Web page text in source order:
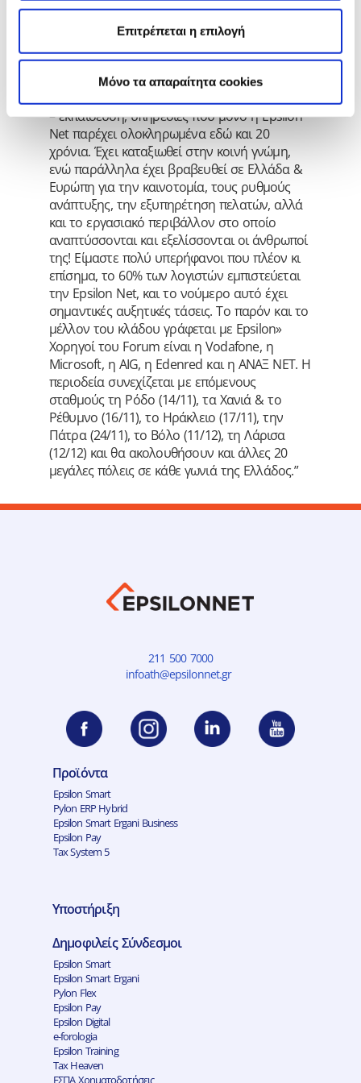
Επιτρέπεται η επιλογή
Mόνο τα απαραίτητα cookies
λογιστών στην Αθήνα και άλλων 800 στη
Θεσσαλονίκη, αποτελεί επιβράβευση και
αποδοχή των μοναδικών προνομίων που
παρέχονται σε αυτούς από το 3πτυχο
μηχανοργάνωση – επιστημονική υποστήριξη
– εκπαίδευση, υπηρεσίες που μόνο η Epsilon
Net παρέχει ολοκληρωμένα εδώ και 20
χρόνια. Έχει καταξιωθεί στην κοινή γνώμη,
ενώ παράλληλα έχει βραβευθεί σε Ελλάδα &
Ευρώπη για την καινοτομία, τους ρυθμούς
ανάπτυξης, την εξυπηρέτηση πελατών, αλλά
και το εργασιακό περιβάλλον στο οποίο
αναπτύσσονται και εξελίσσονται οι άνθρωποί
της! Είμαστε πολύ υπερήφανοι που πλέον κι
επίσημα, το 60% των λογιστών εμπιστεύεται
την Epsilon Net, και το νούμερο αυτό έχει
σημαντικές αυξητικές τάσεις. Το παρόν και το
μέλλον του κλάδου γράφεται με Epsilon»
Χορηγοί του Forum είναι η Vodafone, η
Microsoft, η AIG, η Edenred και η ΑΝΑΞ ΝΕΤ. Η
περιοδεία συνεχίζεται με επόμενους
σταθμούς τη Ρόδο (14/11), τα Χανιά & το
Ρέθυμνο (16/11), το Ηράκλειο (17/11), την
Πάτρα (24/11), το Βόλο (11/12), τη Λάρισα
(12/12) και θα ακολουθήσουν και άλλες 20
μεγάλες πόλεις σε κάθε γωνιά της Ελλάδος.”
211 500 7000
infoath@epsilonnet.gr
Προϊόντα
Epsilon Smart
Pylon ERP Hybrid
Epsilon Smart Ergani Business
Epsilon Pay
Tax System 5
Υποστήριξη
Δημοφιλείς Σύνδεσμοι
Epsilon Smart
Epsilon Smart Ergani
Pylon Flex
Epsilon Pay
Epsilon Digital
e-forologia
Epsilon Training
Tax Heaven
ΕΣΠΑ Χρηματοδοτήσεις